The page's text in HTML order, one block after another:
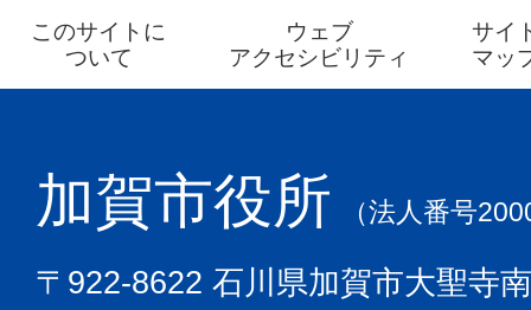
このサイトに
ついて
ウェブ
アクセシビリティ
サイ
マッ
加賀市役所 （法人番号
〒922-8622 石川県加賀市大聖寺